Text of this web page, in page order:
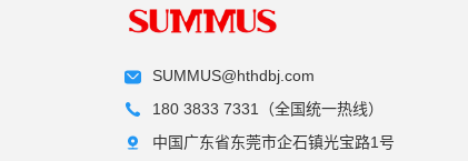
SUMMUS@hthdbj.com
180 3833 7331（全国统一热线）
中国广东省东莞市企石镇光宝路1号